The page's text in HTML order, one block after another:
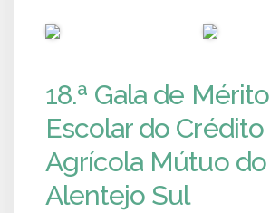
18.ª Gala de Mérito
Escolar do Crédito
Agrícola Mútuo do
Alentejo Sul